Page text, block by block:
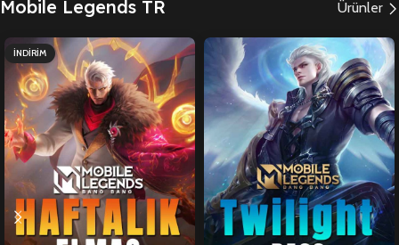
Mobile Legends TR Ürünler
İNDIRIM